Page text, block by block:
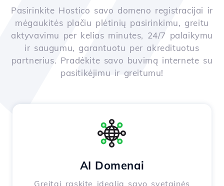
Pasirinkite Hostico savo domeno registracijai ir
mėgaukitės plačiu plėtinių pasirinkimu, greitu
aktyvavimu per kelias minutes, 24/7 palaikymu
ir saugumu, garantuotu per akredituotus
partnerius. Pradėkite savo buvimą internete su
pasitikėjimu ir greitumu!
AI Domenai
Greitai raskite idealią savo svetainės